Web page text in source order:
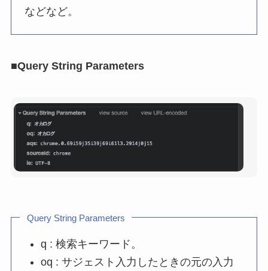
などなど。
■Query String Parameters
Query String Parameters
q : 検索キーワード。
oq : サジェスト入力したときの元の入力